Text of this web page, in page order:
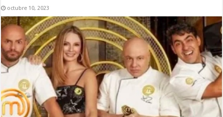
octubre 10, 2023